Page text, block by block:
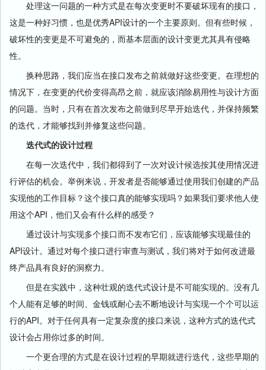
处理这一问题的一种方式是在每次变更时不要破坏现有的接口，
这是一种好习惯，也是优秀API设计的一个主要原则。但有些时候，
破坏性的变更是不可避免的，而基本层面的设计变更尤其具有侵略
性。
换种思路，我们应当在接口发布之前就做好这些变更。在理想的
情况下，在变更的代价变得高昂之前，就应该消除易用性与设计方面
的问题。当时，只有在首次发布之前做到尽早开始迭代，并保持频繁
的迭代，才能够找到并修复这些问题。
迭代式的设计过程
在每一次迭代中，我们都得到了一次对设计候选按其使用情况进
行评估的机会。举例来说，开发者是否能够通过使用我们创建的产品
实现他的工作目标？这个接口真的能够实现吗？如果我们要求他人使
用这个API，他们又会有什么样的感受？
通过设计与实现多个接口而不发布它们，应该能够实现最佳的
API设计。通过对每个接口进行审查与测试，我们将对于如何改进最
终产品具有良好的洞察力。
但是在实践中，这种壮观的迭代式设计是不可能实现的。没有几
个人能有足够的时间、金钱或耐心去不断地设计与实现一个个可以运
行的API。对于任何具有一定复杂度的接口来说，这种方式的迭代式
设计会占用你过多的时间。
一个更合理的方式是在设计过程的早期就进行迭代，这些早期的